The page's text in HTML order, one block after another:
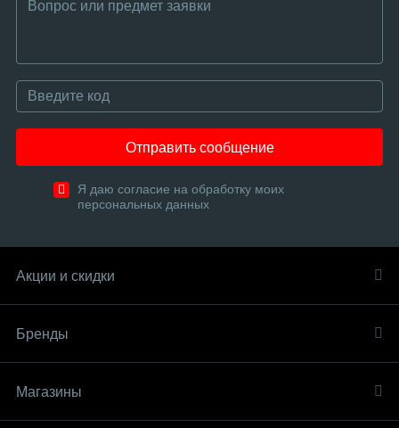
Отправить сообщение
Я даю согласие на обработку моих
персональных данных
Акции и скидки
Бренды
Магазины